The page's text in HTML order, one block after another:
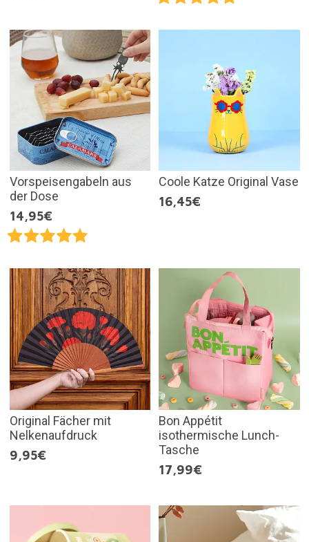
Vorspeisengabeln aus
der Dose
14,95€
Coole Katze Original Vase
16,45€
Original Fächer mit
Nelkenaufdruck
9,95€
Bon Appétit
isothermische Lunch-
Tasche
17,99€